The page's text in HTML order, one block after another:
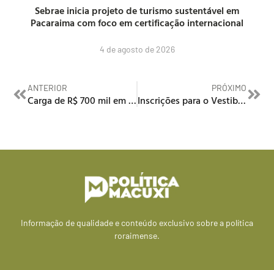
Sebrae inicia projeto de turismo sustentável em
Pacaraima com foco em certificação internacional
4 de agosto de 2026
ANTERIOR
Carga de R$ 700 mil em Mounjaro é apreendida pela PF no Aeroporto de Boa Vista
PRÓXIMO
Inscrições para o Vestibular de Medicina da Cathedral vão de 1º a 11 de outubro
Informação de qualidade e conteúdo exclusivo sobre a política
roraimense.